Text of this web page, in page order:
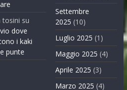
tosini su
dove
i kaki
punte
Settembre
2025 (10)
Luglio 2025 (1)
Maggio 2025 (4)
Aprile 2025 (3)
Marzo 2025 (4)